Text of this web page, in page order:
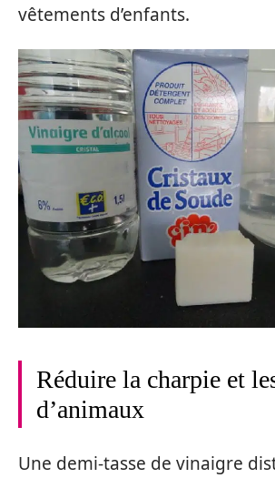
vêtements d’enfants.
Réduire la charpie et
d’animaux
Une demi-tasse de vinaigre